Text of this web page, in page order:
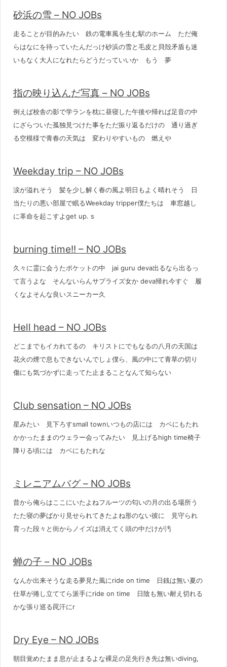
砂浜の雪 – NO JOBs
走ることが目的みたい 鉄の電車風を生む駅のホーム ただ俺
らはなにを待っていたんだっけ砂浜の雪と毛皮と貝殻矛盾も迷
いもなく大人になれたらどうだっていいか もう 夢
指の映り込んだ写真 – NO JOBs
例えば校舎の影で学ランを枕に昼寝した午後や帰れば足音の中
にざらついた孤独見つけた事をただ振り返るだけの 通り過ぎ
る空模様で青春の天気は 変わりやすいもの 燃えや
Weekday trip – NO JOBs
涙が溢れそう 髪を少し解く春の風よ明日もよく晴れそう 日
当たりの悪い部屋で眠るWeekday tripper僕たちは 車窓越し
に革命を起こすよget up. s
burning time!! – NO JOBs
久々に霊に会うたポケットの中 jai guru deva出るなら出るっ
て言うよな そんないらんサプライズ女か deva帰れ今すぐ 履
くなよそんな良いスニーカー久
Hell head – NO JOBs
どこまでもイカれてるの キリストにでもなるの八月の天国は
花火の煙で息もできないんでしょ僕ら、風の中にて青草の切り
傷にも気づかずに走ってた止まることなんて知らない
Club sensation – NO JOBs
星みたい 見下ろすsmall townいつもの店には カベにもたれ
かかったままのウェラー会ってみたい 見上げるhigh time椅子
降りる頃には カベにもたれな
ミレニアムバグ – NO JOBs
昔から俺らはここにいたよねフルーツの匂いの月の出る場所う
たた寝の夢ばかり見せられてきたよね形のない彼に 見守られ
育った段々と街からノイズは消えてく頭の中だけが汚
蝉の子 – NO JOBs
なんか出来そうな走る夢見た風にride on time 日銭は無い夏の
仕草が捲し立ててら派手にride on time 日陰も無い耐え切れる
かな張り巡る罠汗にr
Dry Eye – NO JOBs
朝目覚めたまま息が止まるよな裸足の足先行き先は無いdiving,